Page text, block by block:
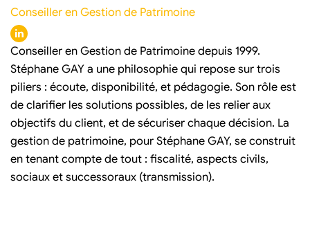
Conseiller en Gestion de Patrimoine
Conseiller en Gestion de Patrimoine depuis 1999.
Stéphane GAY a une philosophie qui repose sur trois
piliers : écoute, disponibilité, et pédagogie. Son rôle est
de clarifier les solutions possibles, de les relier aux
objectifs du client, et de sécuriser chaque décision. La
gestion de patrimoine, pour Stéphane GAY, se construit
en tenant compte de tout : fiscalité, aspects civils,
sociaux et successoraux (transmission).